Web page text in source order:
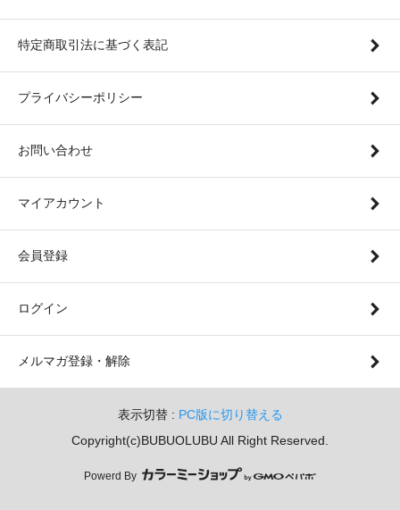
特定商取引法に基づく表記
プライバシーポリシー
お問い合わせ
マイアカウント
会員登録
ログイン
メルマガ登録・解除
表示切替 : PC版に切り替える
Copyright(c)BUBUOLUBU All Right Reserved.
Powerd By